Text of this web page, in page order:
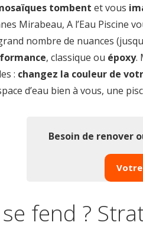
tombent et vous
Mirabeau, A l’Eau Piscine
nombre de nuances
, classique ou époxy.
: changez la couleur de
d’eau bien à vous, une
Besoin de renover
fend ?